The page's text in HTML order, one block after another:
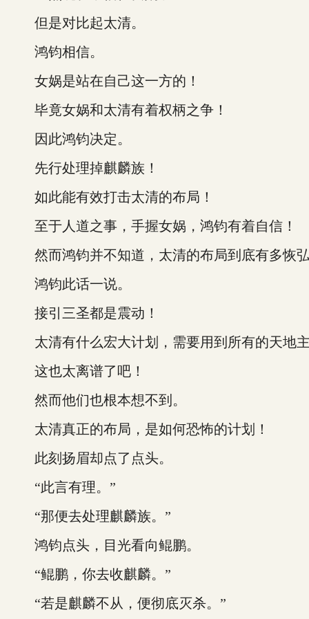
但是对比起太清。
鸿钧相信。
女娲是站在自己这一方的！
毕竟女娲和太清有着权柄之争！
因此鸿钧决定。
先行处理掉麒麟族！
如此能有效打击太清的布局！
至于人道之事，手握女娲，鸿钧有着自信！
然而鸿钧并不知道，太清的布局到底有多恢
鸿钧此话一说。
接引三圣都是震动！
太清有什么宏大计划，需要用到所有的天地
这也太离谱了吧！
然而他们也根本想不到。
太清真正的布局，是如何恐怖的计划！
此刻扬眉却点了点头。
“此言有理。”
“那便去处理麒麟族。”
鸿钧点头，目光看向鲲鹏。
“鲲鹏，你去收麒麟。”
“若是麒麟不从，便彻底灭杀。”